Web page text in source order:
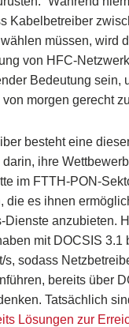
Kabelbetreiber
müssen, wird
von HFC-
Bedeutung sein,
morgen gerecht
besteht eine
ihre
im FTTH-PON-
die es ihnen
Dienste anzubieten.
mit DOCSIS 3.1
s, sodass
bereits über
Tatsächlich
Lösungen zur